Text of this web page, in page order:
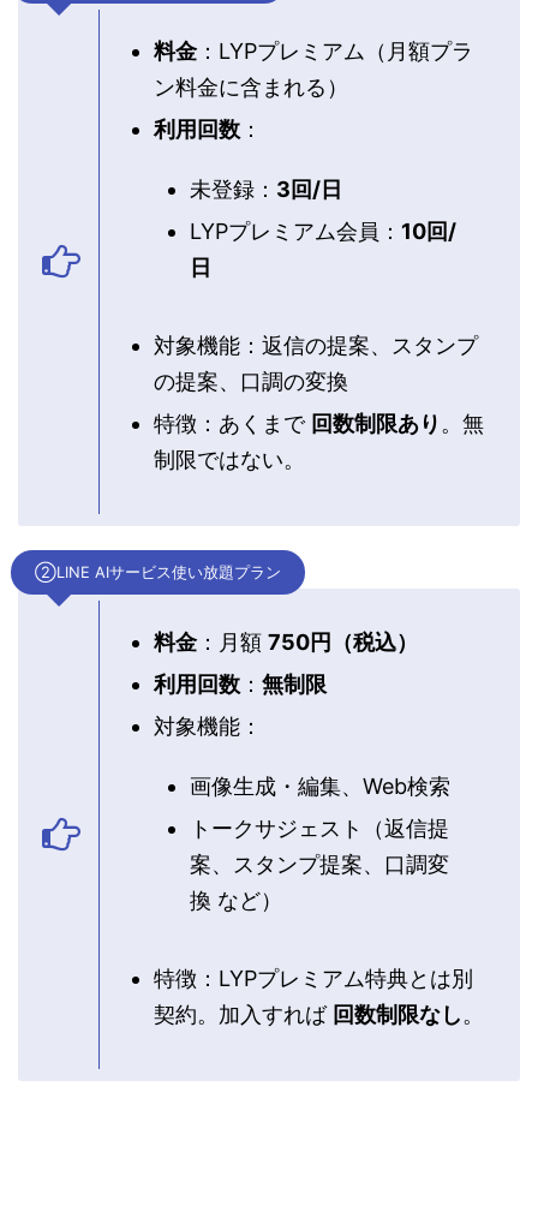
料金：LYPプレミアム（月額プラ
ン料金に含まれる）
利用回数 ：
未登録： 3回/日
LYPプレミアム会員： 10回/
日
対象機能：返信の提案、スタンプ
の提案、口調の変換
特徴：あくまで 回数制限あり。無
制限ではない。
②LINE AIサービス使い放題プラン
料金：月額 750円（税込）
利用回数 ： 無制限
対象機能：
画像生成・編集、Web検索
トークサジェスト（返信提
案、スタンプ提案、口調変
換 など）
特徴：LYPプレミアム特典とは別
契約。加入すれば 回数制限なし。